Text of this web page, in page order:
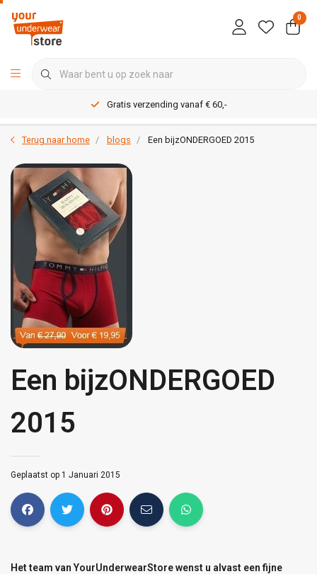
0
Gratis verzending vanaf € 60,-
Terug naar home blogs Een bijzONDERGOED 2015
Een bijzONDERGOED
2015
Geplaatst op 1 Januari 2015
Het team van YourUnderwearStore wenst u alvast een fijne